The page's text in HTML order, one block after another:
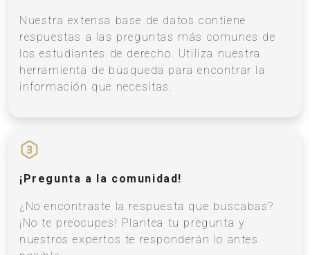
Nuestra extensa base de datos contiene
respuestas a las preguntas más comunes de
los estudiantes de derecho. Utiliza nuestra
herramienta de búsqueda para encontrar la
información que necesitas.
¡Pregunta a la comunidad!
¿No encontraste la respuesta que buscabas?
¡No te preocupes! Plantea tu pregunta y
nuestros expertos te responderán lo antes